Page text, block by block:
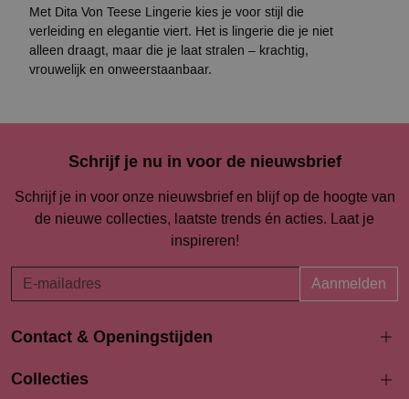
Met Dita Von Teese Lingerie kies je voor stijl die
verleiding en elegantie viert. Het is lingerie die je niet
alleen draagt, maar die je laat stralen – krachtig,
vrouwelijk en onweerstaanbaar.
Schrijf je nu in voor de nieuwsbrief
Schrijf je in voor onze nieuwsbrief en blijf op de hoogte van
de nieuwe collecties, laatste trends én acties. Laat je
inspireren!
Aanmelden
Contact & Openingstijden
Langestraat 94-96
Collecties